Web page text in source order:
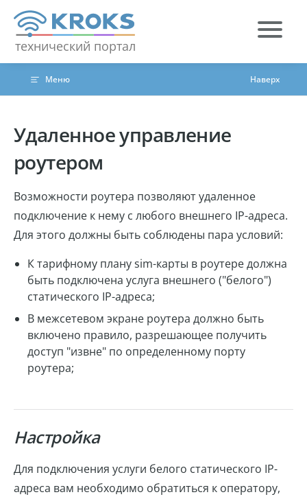
Skip to content
технический портал
Меню Наверх
Удаленное управление
роутером
Возможности роутера позволяют удаленное
подключение к нему с любого внешнего IP-адреса.
Для этого должны быть соблюдены пара условий:
К тарифному плану sim-карты в роутере должна
быть подключена услуга внешнего ("белого")
статического IP-адреса;
В межсетевом экране роутера должно быть
включено правило, разрешающее получить
доступ "извне" по определенному порту
роутера;
Настройка
Для подключения услуги белого статического IP-
адреса вам необходимо обратиться к оператору,